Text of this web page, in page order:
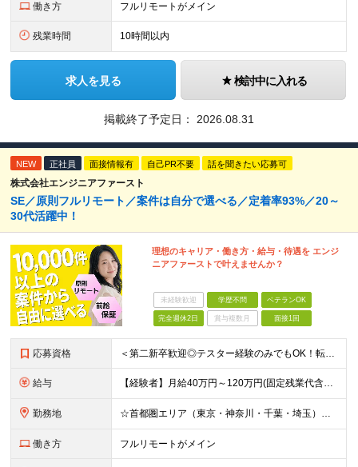
働き方 フルリモートがメイン
残業時間 10時間以内
求人を見る 検討中に入れる
掲載終了予定日： 2026.08.31
NEW 正社員 面接情報有 自己PR不要 話を聞きたい応募可
株式会社エンジニアファースト
SE／原則フルリモート／案件は自分で選べる／定着率93%／20～
30代活躍中！
理想のキャリア・働き方・給与・待遇を エンジ
ニアファーストで叶えませんか？
未経験歓迎 学歴不問 ベテランOK
完全週休2日 賞与複数月 面接1回
応募資格 ＜第二新卒歓迎◎テスター経験のみでもOK！転職回数不問＞ ■学歴不問 ■ブランクOK ■エンジニアとしての実務経験が1年以上ある方 └開発、インフラ、工程、言語は一切不問！ ※未経験も若干名募集して
給与 【経験者】月給40万円～120万円(固定残業代含む)+各種手当 ★前職給与の総収入額を100％保証｜還元率84％〜100％ ★20代の平均年収570万円 ※月給には、みなし残業手当(月30時間／5万
勤務地 ☆首都圏エリア（東京・神奈川・千葉・埼玉）・名古屋・大阪・福岡を中心とした全国各地のプロジェクト先に参画いただきます。 ※希望をヒアリングした上で決定します ☆全国各地からフルリモートOK 【本社】
働き方 フルリモートがメイン